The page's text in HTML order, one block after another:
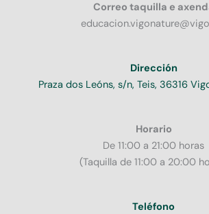
Correo taquilla e
Dirección
Praza dos Leóns, s/n, Teis, 36316
Horario
De 11:00 a 21:00 horas
(Taquilla de 11:00 a 20:00
Teléfono